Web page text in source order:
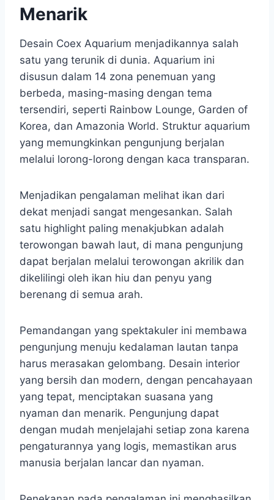
Menarik
Desain Coex Aquarium menjadikannya salah
satu yang terunik di dunia. Aquarium ini
disusun dalam 14 zona penemuan yang
berbeda, masing-masing dengan tema
tersendiri, seperti Rainbow Lounge, Garden of
Korea, dan Amazonia World. Struktur aquarium
yang memungkinkan pengunjung berjalan
melalui lorong-lorong dengan kaca transparan.
Menjadikan pengalaman melihat ikan dari
dekat menjadi sangat mengesankan. Salah
satu highlight paling menakjubkan adalah
terowongan bawah laut, di mana pengunjung
dapat berjalan melalui terowongan akrilik dan
dikelilingi oleh ikan hiu dan penyu yang
berenang di semua arah.
Pemandangan yang spektakuler ini membawa
pengunjung menuju kedalaman lautan tanpa
harus merasakan gelombang. Desain interior
yang bersih dan modern, dengan pencahayaan
yang tepat, menciptakan suasana yang
nyaman dan menarik. Pengunjung dapat
dengan mudah menjelajahi setiap zona karena
pengaturannya yang logis, memastikan arus
manusia berjalan lancar dan nyaman.